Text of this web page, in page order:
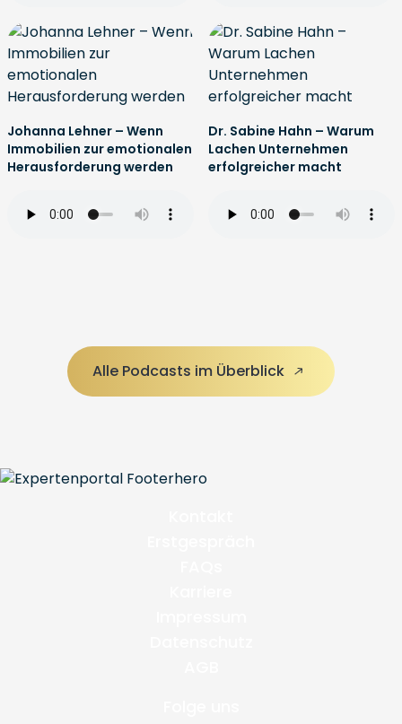
Johanna Lehner – Wenn
Immobilien zur emotionalen
Herausforderung werden
Dr. Sabine Hahn – Warum
Lachen Unternehmen
erfolgreicher macht
Alle Podcasts im Überblick